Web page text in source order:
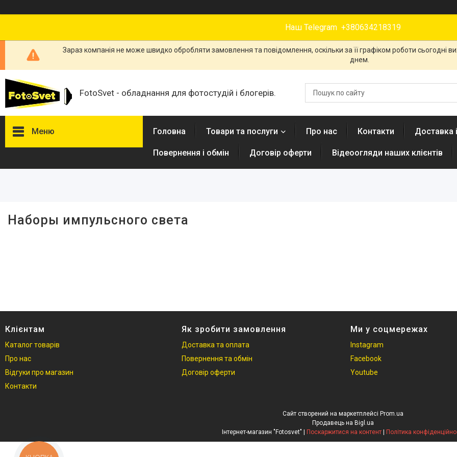
Наш Telegram +380634218319
Зараз компанія не може швидко обробляти замовлення та повідомлення, оскільки за її графіком роботи
днем.
FotoSvet - обладнання для фотостудій і блогерів.
Меню
Студійні парасольки
Студійне світло
Лампи для постійного та
імпульсного світла
Набори постійного світла для
фото і відео
Набори імпульсного світла
Лайтбокси, фотобокси
Головна Товари та послуги Про нас Контакти Доставка
Повернення і обмін Договір оферти Відеоогляди наших клієнтів
Наборы импульсного света
Клієнтам
Каталог товарів
Про нас
Відгуки про магазин
Контакти
Як зробити замовлення
Доставка та оплата
Повернення та обмін
Договір оферти
Ми у соцмережах
Instagram
Facebook
Youtube
Сайт створений на маркетплейсі Prom.ua
Продавець на Bigl.ua
Поскаржитися на контент Політика